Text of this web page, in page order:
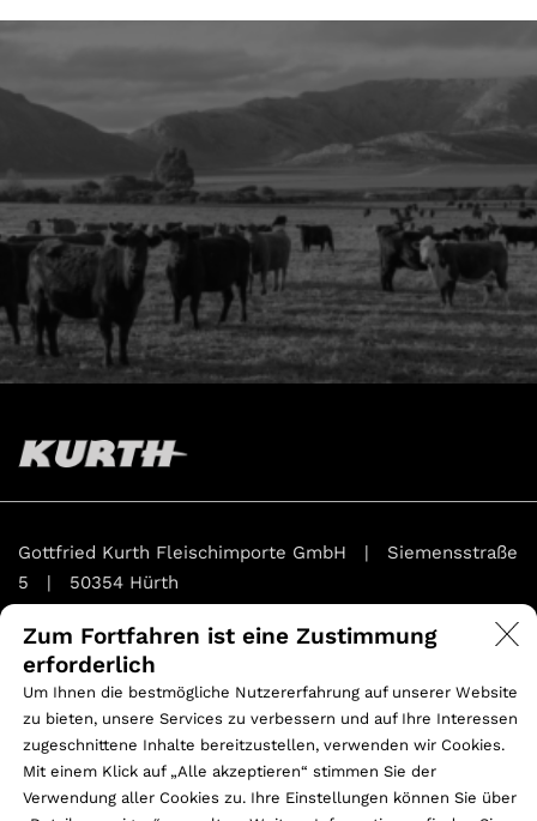
Zum Fortfahren ist eine Zustimmung
erforderlich
Um Ihnen die bestmögliche Nutzererfahrung auf unserer Website
zu bieten, unsere Services zu verbessern und auf Ihre Interessen
zugeschnittene Inhalte bereitzustellen, verwenden wir Cookies.
Mit einem Klick auf „Alle akzeptieren“ stimmen Sie der
Verwendung aller Cookies zu. Ihre Einstellungen können Sie über
Gottfried Kurth Fleischimporte GmbH | Siemensstraße
5 | 50354 Hürth
Phone:+49 2233 40261 – 0
Fax: +49 2233 40261 – 69
Sitz: Amtsgericht Köln HRB 43427
Geschäftsführer: Marcus Kraemer / Gregor Steinebach